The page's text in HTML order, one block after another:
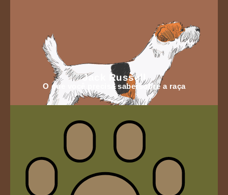
Jack Russell
O que você precisa sabersobre a raça